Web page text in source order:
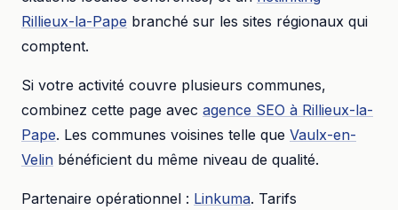
Rillieux-la-Pape branché sur les sites régionaux qui
comptent.
Si votre activité couvre plusieurs communes,
combinez cette page avec agence SEO à Rillieux-la-
Pape. Les communes voisines telle que Vaulx-en-
Velin bénéficient du même niveau de qualité.
Partenaire opérationnel : Linkuma. Tarifs